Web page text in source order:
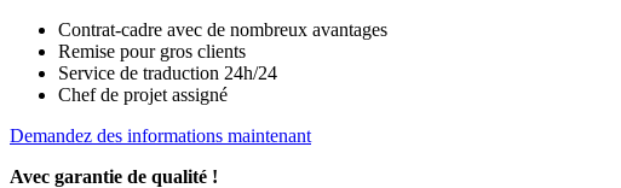
Contrat-cadre avec de nombreux avantages
Remise pour gros clients
Service de traduction 24h/24
Chef de projet assigné
Demandez des informations maintenant
Avec garantie de qualité !